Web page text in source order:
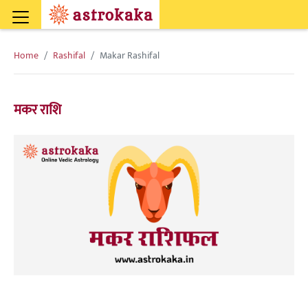
Home Rashifal Makar Rashifal
मकर राशि